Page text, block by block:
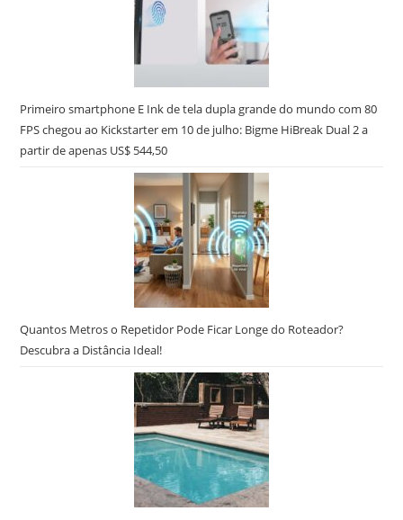
Primeiro smartphone E Ink de tela dupla grande do mundo com 80
FPS chegou ao Kickstarter em 10 de julho: Bigme HiBreak Dual 2 a
partir de apenas US$ 544,50
Quantos Metros o Repetidor Pode Ficar Longe do Roteador?
Descubra a Distância Ideal!